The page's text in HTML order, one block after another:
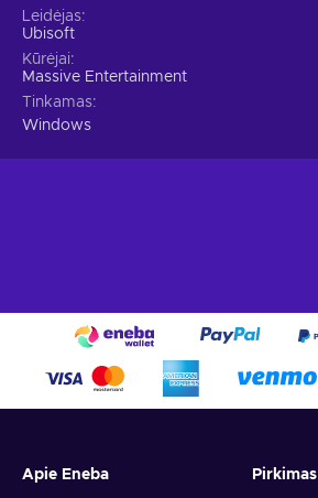
Leidėjas
Ubisoft
Kūrėjai
Massive Entertainment
Tinkamas
Windows
Apie Eneba Pirkimas